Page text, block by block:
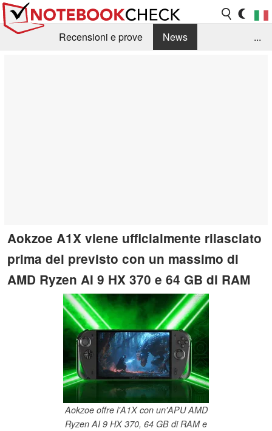
Recensioni e prove
News
...
Aokzoe A1X viene ufficialmente rilasciato
prima del previsto con un massimo di
AMD Ryzen AI 9 HX 370 e 64 GB di RAM
Aokzoe offre l'A1X con un'APU AMD
Ryzen AI 9 HX 370, 64 GB di RAM e